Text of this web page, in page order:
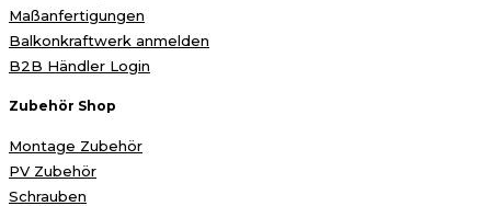
Maßanfertigungen
Balkonkraftwerk anmelden
B2B Händler Login
Zubehör Shop
Montage Zubehör
PV Zubehör
Schrauben